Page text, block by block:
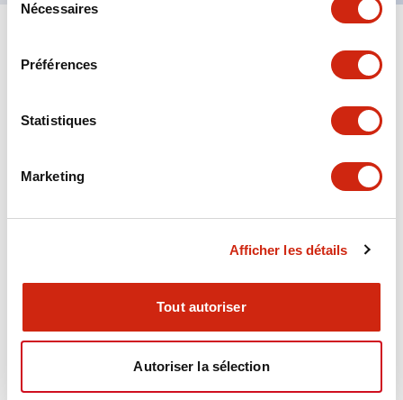
Nécessaires
Préférences
Statistiques
Marketing
Afficher les détails
Tout autoriser
Autoriser la sélection
Tout développer+
Functional Specifications
Mounting and Installation Specifications
Documents et fichiers